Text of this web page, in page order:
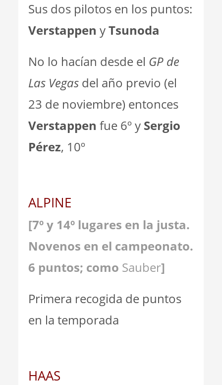
Sus dos pilotos en los puntos:
Verstappen yTsunoda
No lo hacían desde el GP de
Las Vegas del año previo (el
23 de noviembre) entonces
Verstappen fue 6º y Sergio
Pérez, 10º
ALPINE
[7º y 14º lugares en la justa.
Novenos en el campeonato.
6 puntos; como Sauber]
Primera recogida de puntos
en la temporada
HAAS